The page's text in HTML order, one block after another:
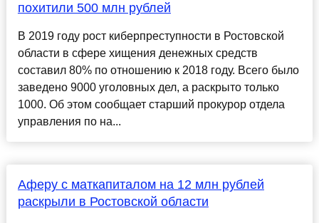
похитили 500 млн рублей
В 2019 году рост киберпреступности в Ростовской
области в сфере хищения денежных средств
составил 80% по отношению к 2018 году. Всего было
заведено 9000 уголовных дел, а раскрыто только
1000. Об этом сообщает старший прокурор отдела
управления по на...
Аферу с маткапиталом на 12 млн рублей
раскрыли в Ростовской области